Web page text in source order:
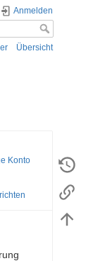
Anmelden
Übersicht
Konto